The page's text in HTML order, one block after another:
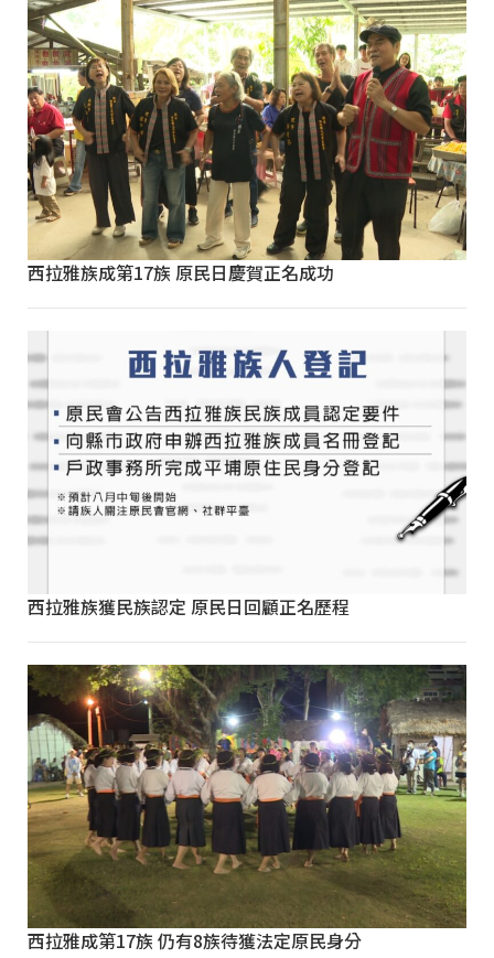
西拉雅族成第17族 原民日慶賀正名成功
西拉雅族獲民族認定 原民日回顧正名歷程
西拉雅成第17族 仍有8族待獲法定原民身分